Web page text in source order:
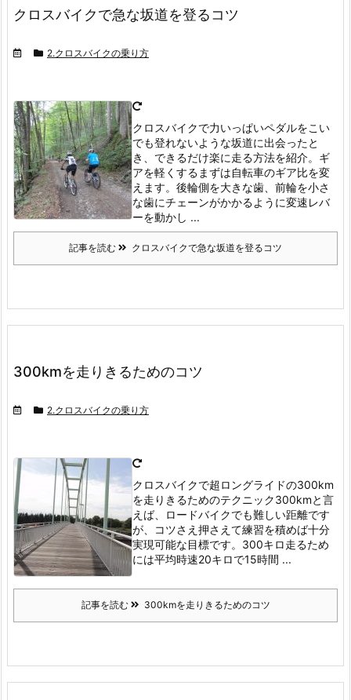
クロスバイクで急な坂道を登るコツ
2.クロスバイクの乗り方
クロスバイクで力いっぱいペダルをこい
でも登れないような坂道に出会ったと
き、できるだけ楽に走る方法を紹介。ギ
アを軽くする まずは自転車のギア比を変
えます。 後輪側を大きな歯、前輪を小さ
な歯にチェーンがかかるように変速レバ
ーを動かし ...
記事を読む クロスバイクで急な坂道を登るコツ
300kmを走りきるためのコツ
2.クロスバイクの乗り方
クロスバイクで超ロングライドの300km
を走りきるためのテクニック300kmと言
えば、ロードバイクでも難しい距離です
が、コツさえ押さえて練習を積めば十分
実現可能な目標です。 300キロ走るため
には平均時速20キロで15時間 ...
記事を読む 300kmを走りきるためのコツ